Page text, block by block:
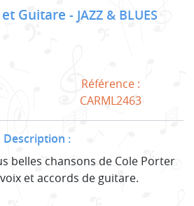
Guitare JAZZ & BLUES
Référence :
CARML2463
Description :
belles chansons de Cole Porter
et accords de guitare.